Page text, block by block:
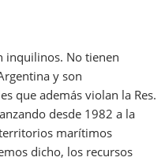
inquilinos. No tienen
y son
que además violan la Res.
desde 1982 a la
marítimos
dicho, los recursos